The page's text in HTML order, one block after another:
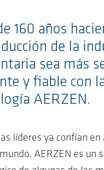
160 años
de la
sea más
y fiable con
AERZEN.
líderes ya confían en
AERZEN es un